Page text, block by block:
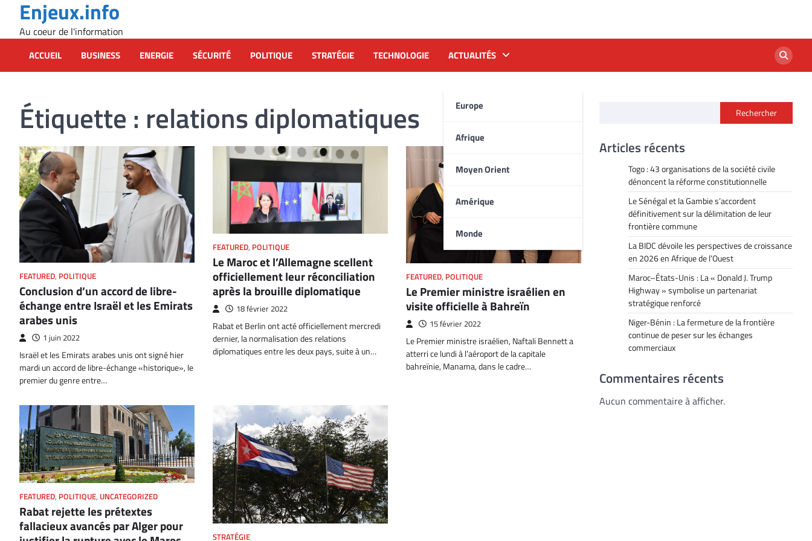
content
Enjeux.info
Au coeur de l'information
ACCUEIL BUSINESS ENERGIE SÉCURITÉ POLITIQUE STRATÉGIE TECHNOLOGIE ACTUALITÉS
Europe
Afrique
Moyen Orient
Amérique
Monde
Étiquette : relations diplomatiques
FEATURED, POLITIQUE
Conclusion d’un accord de libre-
échange entre Israël et les Emirats
arabes unis
1 juin 2022
Israël et les Emirats arabes unis ont signé hier
mardi un accord de libre-échange «historique», le
premier du genre entre…
FEATURED, POLITIQUE
Le Maroc et l’Allemagne scellent
officiellement leur réconciliation
après la brouille diplomatique
18 février 2022
Rabat et Berlin ont acté officiellement mercredi
dernier, la normalisation des relations
diplomatiques entre les deux pays, suite à un…
FEATURED, POLITIQUE
Le Premier ministre israélien en
visite officielle à Bahreïn
15 février 2022
Le Premier ministre israélien, Naftali Bennett a
atterri ce lundi à l’aéroport de la capitale
bahreïnie, Manama, dans le cadre…
FEATURED, POLITIQUE, UNCATEGORIZED
Rabat rejette les prétextes
fallacieux avancés par Alger pour
STRATÉGIE
Rechercher
Articles récents
Togo : 43 organisations de la société civile
dénoncent la réforme constitutionnelle
Le Sénégal et la Gambie s’accordent
définitivement sur la délimitation de leur
frontière commune
La BIDC dévoile les perspectives de croissance
en 2026 en Afrique de l’Ouest
Maroc–États-Unis : La « Donald J. Trump
Highway » symbolise un partenariat
stratégique renforcé
Niger-Bénin : La fermeture de la frontière
continue de peser sur les échanges
commerciaux
Commentaires récents
Aucun commentaire à afficher.